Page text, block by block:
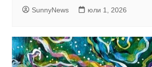
SunnyNews юли 1, 2026